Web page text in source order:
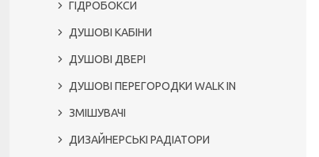
ГІДРОБОКСИ
ДУШОВІ КАБІНИ
ДУШОВІ ДВЕРІ
ДУШОВІ ПЕРЕГОРОДКИ WALK IN
ЗМІШУВАЧІ
ДИЗАЙНЕРСЬКІ РАДІАТОРИ